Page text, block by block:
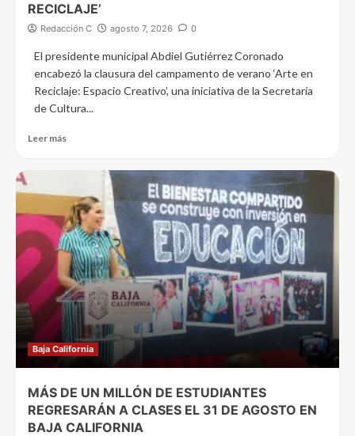
RECICLAJE’
Redacción C agosto 7, 2026 0
El presidente municipal Abdiel Gutiérrez Coronado
encabezó la clausura del campamento de verano ‘Arte en
Reciclaje: Espacio Creativo’, una iniciativa de la Secretaría
de Cultura...
Leer más
Baja California
MÁS DE UN MILLÓN DE ESTUDIANTES
REGRESARÁN A CLASES EL 31 DE AGOSTO EN
BAJA CALIFORNIA